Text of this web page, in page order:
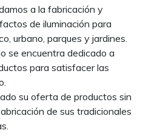
a la fabricación y
de iluminación para
urbano, parques y jardines.
se encuentra dedicado a
para satisfacer las
su oferta de productos sin
de sus tradicionales